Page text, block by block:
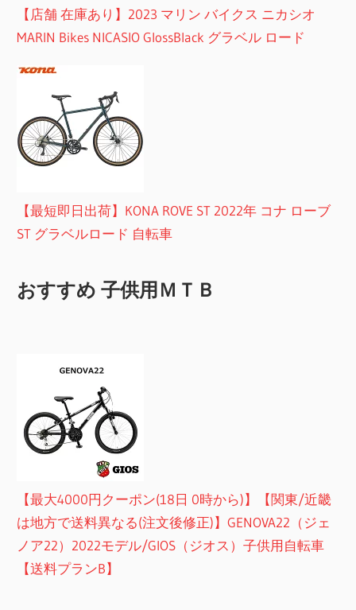
【店舗 在庫あり】2023 マリン バイクス ニカシオ
MARIN Bikes NICASIO GlossBlack グラベル ロード
【最短即日出荷】KONA ROVE ST 2022年 コナ ローブ
ST グラベルロード 自転車
おすすめ 子供用ＭＴＢ
【最大4000円クーポン(18日 0時から)】【関東/近畿
は地方で送料異なる(注文後修正)】GENOVA22（ジェ
ノア22）2022モデル/GIOS（ジオス）子供用自転車
【送料プランB】